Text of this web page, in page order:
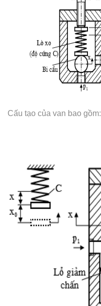
Cấu tạo của van bao gồm: